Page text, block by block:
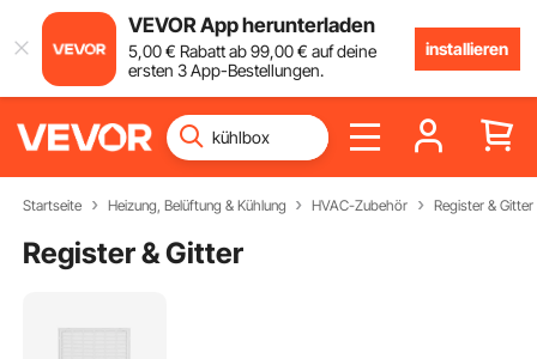
VEVOR App herunterladen
5,00€ Rabatt ab99,00€ auf deine
ersten 3 App-Bestellungen.
installieren
Startseite Heizung, Belüftung & Kühlung HVAC-Zubehör Register & Gitter
Register & Gitter